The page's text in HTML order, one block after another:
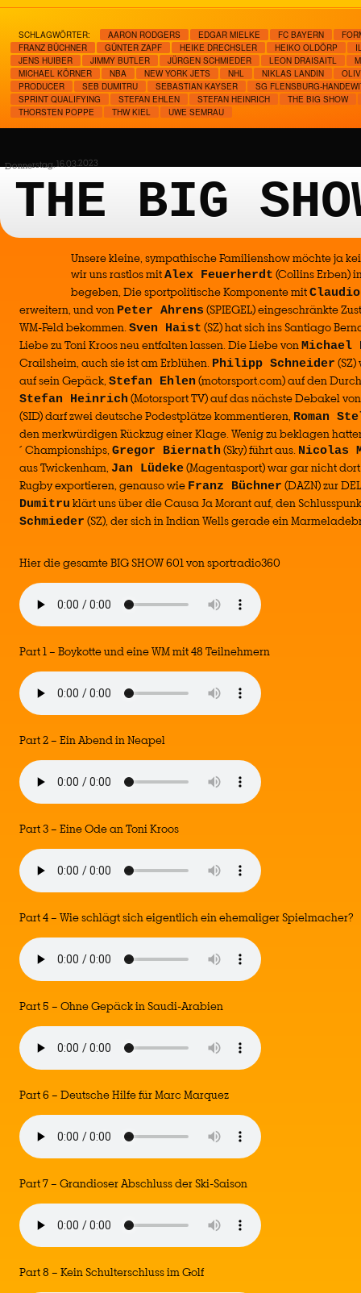
SCHLAGWÖRTER: AARON RODGERS EDGAR MIELKE FC BAYERN
FRANZ BÜCHNER
GÜNTER ZAPF HEIKE DRECHSLER HEIKO OLDÖRP
JENS HUIBER
JIMMY BUTLER JÜRGEN SCHMIEDER LEON DRAISAITL
MICHAEL KÖRNER
NBA NEW YORK JETS NHL NIKLAS LANDIN
PRODUCER
SEB DUMITRU SEBASTIAN KAYSER
SG FLENSBURG-
SPRINT QUALIFYING
STEFAN EHLEN STEFAN HEINRICH
THE BIG SHOW
THORSTEN POPPE
THW KIEL UWE SEMRAU
Donnerstag, 16.03.2023
THE BIG
Unsere kleine, sympathische Familienshow möchte ja
wir uns rastlos mitAlex Feuerherdt (Collins Erben)
begeben, Die sportpolitische Komponente mit
erweitern, und von Peter Ahrens (SPIEGEL) eingeschränkte
WM-Feld bekommen.Sven Haist (SZ) hat sich ins Santiago
Liebe zu Toni Kroos neu entfalten lassen. Die Liebe vonMichael
Crailsheim, auch sie ist am Erblühen. Philipp Schneider
auf sein Gepäck, Stefan Ehlen (motorsport.com) auf den
Stefan Heinrich (Motorsport TV) auf das nächste Debakel
(SID) darf zwei deutsche Podestplätze kommentieren, Roman
den merkwürdigen Rückzug einer Klage. Wenig zu beklagen
´ Championships, Gregor Biernath (Sky) führt aus. Nicolas
aus Twickenham, Jan Lüdeke(Magentasport) war gar nicht
Rugby exportieren, genauso wie Franz Büchner (DAZN) zur
Dumitru klärt uns über die Causa Ja Morant auf, den
Schmieder (SZ), der sich in Indian Wells gerade ein
Hier die gesamte BIG SHOW 601 von sportradio360
Part 1 – Boykotte und eine WM mit 48 Teilnehmern
Part 2 – Ein Abend in Neapel
Part 3 – Eine Ode an Toni Kroos
Part 4 – Wie schlägt sich eigentlich ein ehemaliger Spielmacher?
Part 5 – Ohne Gepäck in Saudi-Arabien
Part 6 – Deutsche Hilfe für Marc Marquez
Part 7 – Grandioser Abschluss der Ski-Saison
Part 8 – Kein Schulterschluss im Golf